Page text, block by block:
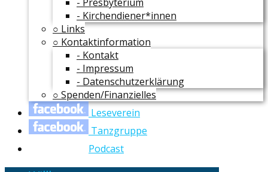
- Kirchendiener*innen
○ Links
○ Kontaktinformation
- Kontakt
- Impressum
- Datenschutzerklärung
○ Spenden/Finanzielles
Leseverein
Tanzgruppe
Podcast